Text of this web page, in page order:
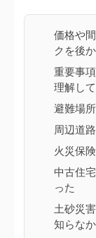
価格や
クを後
重要事
理解し
避難場
周辺道
火災保
中古住
った
土砂災
知らな